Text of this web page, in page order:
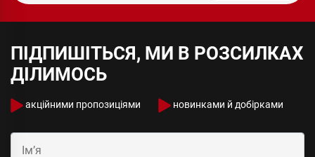
ПІДПИШІТЬСЯ, МИ В РОЗСИЛКАХ
ДІЛИМОСЬ
акційними пропозиціями новинками й добірками